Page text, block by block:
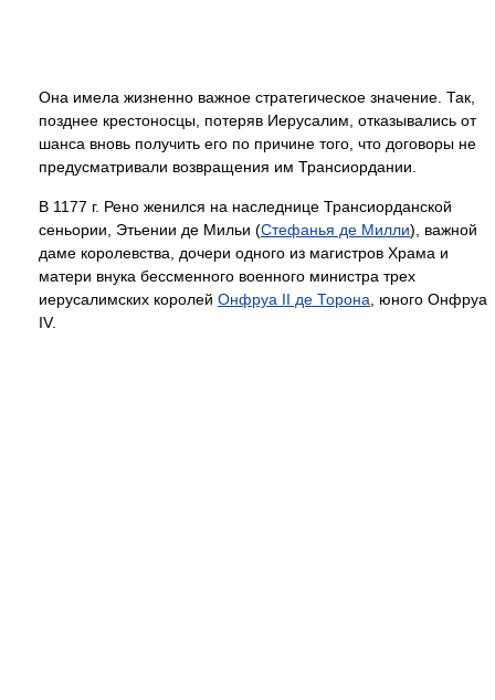
Она имела жизненно важное стратегическое значение. Так,
позднее крестоносцы, потеряв Иерусалим, отказывались от
шанса вновь получить его по причине того, что договоры не
предусматривали возвращения им Трансиордании.
В 1177 г. Рено женился на наследнице Трансиорданской
сеньории, Этьении де Мильи (Стефанья де Милли), важной
даме королевства, дочери одного из магистров Храма и
матери внука бессменного военного министра трех
иерусалимских королей Онфруа II де Торона, юного Онфруа
IV.